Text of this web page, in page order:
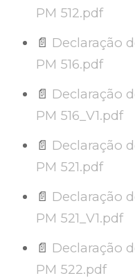
PM 512.pdf
📄 Declaração
PM 516.pdf
📄 Declaração
PM 516_V1.pdf
📄 Declaração
PM 521.pdf
📄 Declaração
PM 521_V1.pdf
📄 Declaração
PM 522.pdf